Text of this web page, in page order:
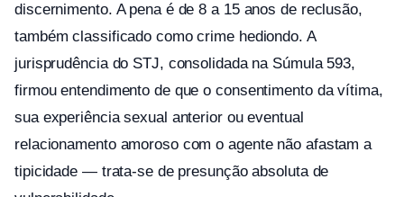
discernimento. A pena é de 8 a 15 anos de reclusão,
também classificado como crime hediondo. A
jurisprudência do STJ, consolidada na Súmula 593,
firmou entendimento de que o consentimento da vítima,
sua experiência sexual anterior ou eventual
relacionamento amoroso com o agente não afastam a
tipicidade — trata-se de presunção absoluta de